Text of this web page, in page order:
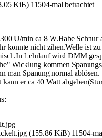
KiB) 11504-mal betrachtet
U/min ca 8 W.Habe
konnte nicht zihen.Welle ist
Lehrlauf wird DMM
Wicklung kommen
man Spanung normal ablösen.
kann er ca 40 Watt
(155.86 KiB) 11504-